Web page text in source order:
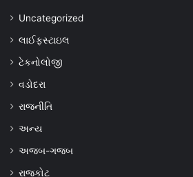
Uncategorized
લાઈફસ્ટાઇલ
ટેકનોલોજી
વડોદરા
રાજનીતિ
અન્ય
અજબ-ગજબ
રાજકોટ